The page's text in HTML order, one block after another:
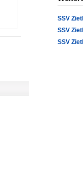
SSV
SSV
SSV